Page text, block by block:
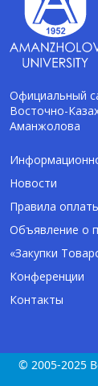
Официальный
Восточно-
Аманжолова
Новости
Правила
Объявление о
«Закупки
Конференции
Контакты
© 2005-2025
Помощник
ВКУ
на